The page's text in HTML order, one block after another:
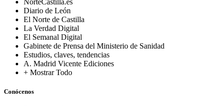
NorteCastilla.es
Diario de León
El Norte de Castilla
La Verdad Digital
El Semanal Digital
Gabinete de Prensa del Ministerio de Sanidad
Estudios, claves, tendencias
A. Madrid Vicente Ediciones
+ Mostrar Todo
Conócenos